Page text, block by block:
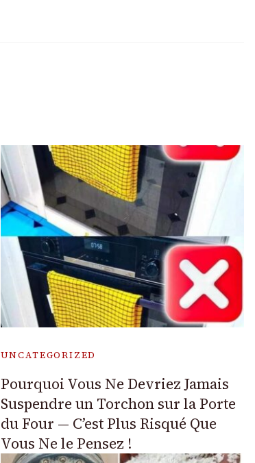
UNCATEGORIZED
Pourquoi Vous Ne Devriez Jamais
Suspendre un Torchon sur la Porte
du Four — C’est Plus Risqué Que
Vous Ne le Pensez !